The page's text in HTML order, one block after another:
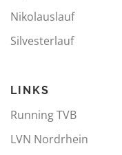
Nikolauslauf
Silvesterlauf
LINKS
Running TVB
LVN Nordrhein